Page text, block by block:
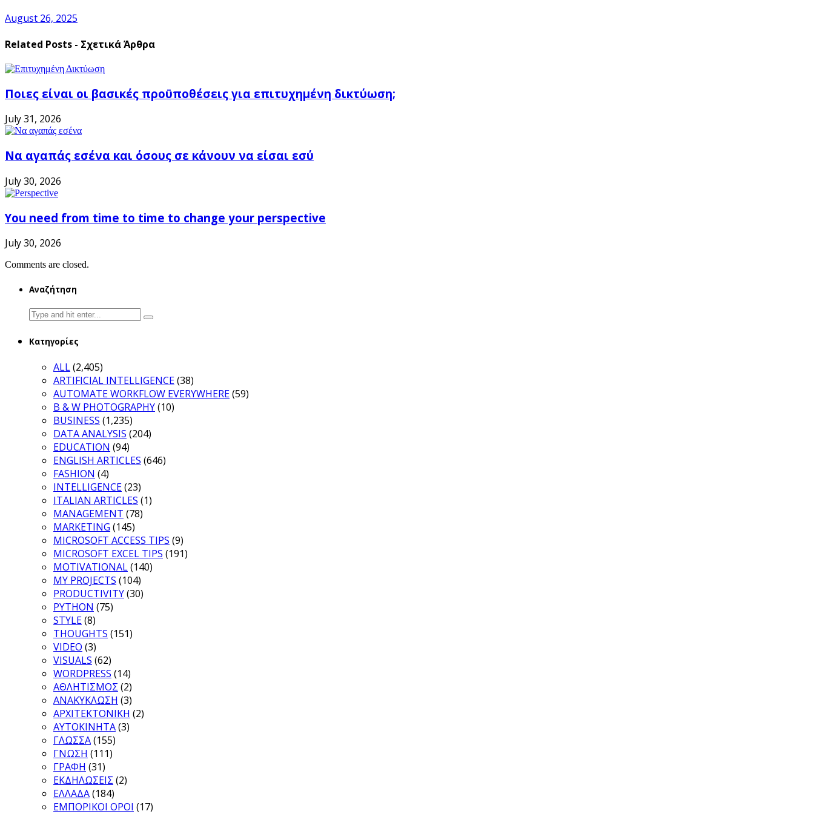
August 26, 2025
Related Posts - Σχετικά Άρθρα
Ποιες είναι οι βασικές προϋποθέσεις για επιτυχημένη δικτύωση;
July 31, 2026
Να αγαπάς εσένα και όσους σε κάνουν να είσαι εσύ
July 30, 2026
You need from time to time to change your perspective
July 30, 2026
Comments are closed.
Αναζήτηση
Search
for:
Κατηγορίες
ALL(2,405)
ARTIFICIAL INTELLIGENCE(38)
AUTOMATE WORKFLOW EVERYWHERE(59)
B & W PHOTOGRAPHY(10)
BUSINESS (1,235)
DATA ANALYSIS (204)
EDUCATION (94)
ENGLISH ARTICLES (646)
FASHION (4)
INTELLIGENCE(23)
ITALIAN ARTICLES (1)
MANAGEMENT (78)
MARKETING (145)
MICROSOFT ACCESS TIPS (9)
MICROSOFT EXCEL TIPS (191)
MOTIVATIONAL(140)
MY PROJECTS (104)
PRODUCTIVITY(30)
PYTHON (75)
STYLE(8)
THOUGHTS (151)
VIDEO (3)
VISUALS (62)
WORDPRESS (14)
ΑΘΛΗΤΙΣΜΟΣ (2)
ΑΝΑΚΥΚΛΩΣΗ (3)
ΑΡΧΙΤΕΚΤΟΝΙΚΗ (2)
ΑΥΤΟΚΙΝΗΤΑ(3)
ΓΛΩΣΣΑ(155)
ΓΝΩΣΗ (111)
ΓΡΑΦΗ (31)
ΕΚΔΗΛΩΣΕΙΣ (2)
ΕΛΛΑΔΑ(184)
ΕΜΠΟΡΙΚΟΙ ΟΡΟΙ (17)